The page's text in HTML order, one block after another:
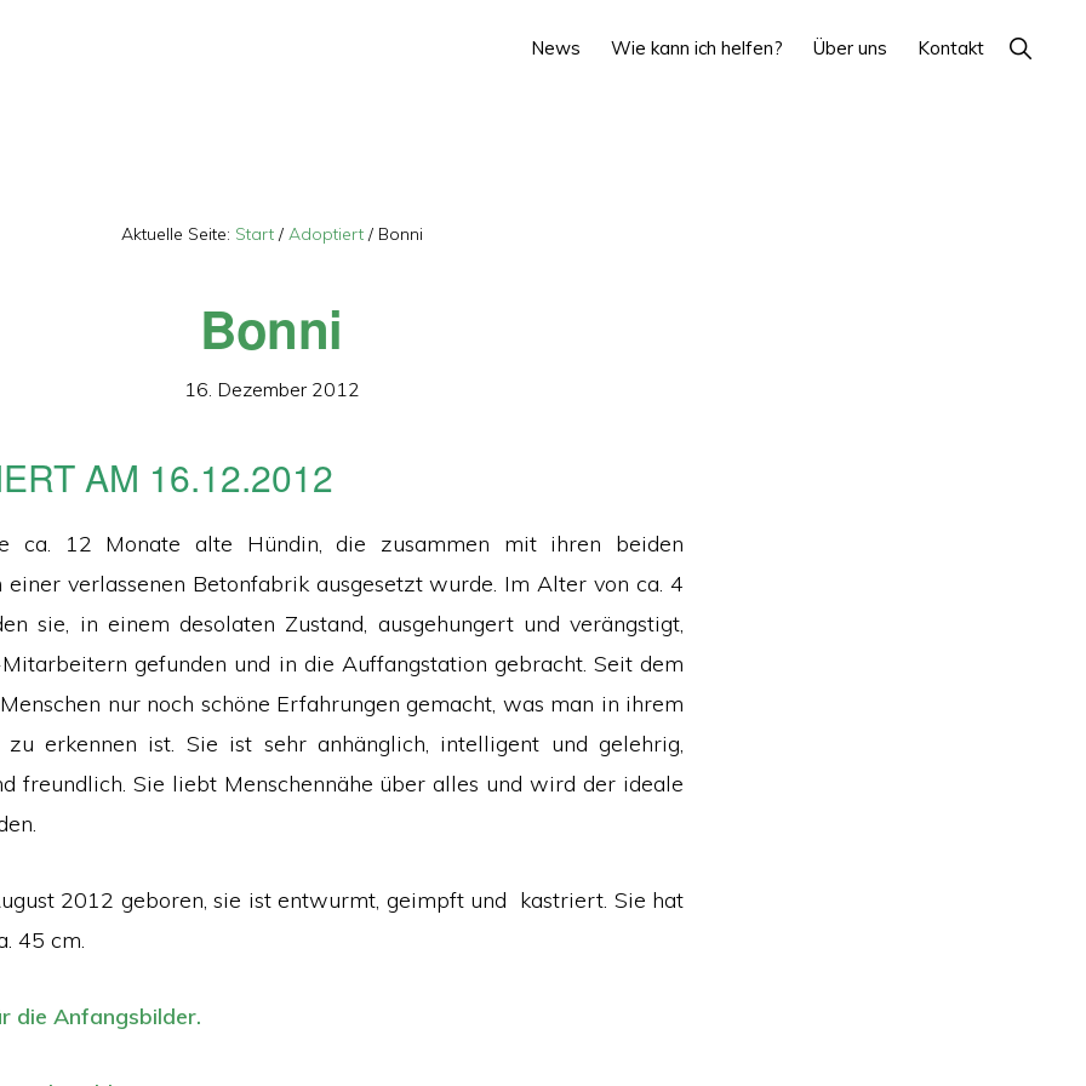
News Wie kann ich helfen? Über uns Kontakt Show
Search
Aktuelle Seite: Start / Adoptiert /Bonni
Bonni
16. Dezember 2012
AM 16.12.2012
ca. 12 Monate alte Hündin, die zusammen mit ihren beiden
einer verlassenen Betonfabrik ausgesetzt wurde. Im Alter von ca. 4
sie, in einem desolaten Zustand, ausgehungert und verängstigt,
gefunden und in die Auffangstation gebracht. Seit dem
nur noch schöne Erfahrungen gemacht, was man in ihrem
zu erkennen ist. Sie ist sehr anhänglich, intelligent und gelehrig,
freundlich. Sie liebt Menschennähe über alles und wird der ideale
2012 geboren, sie ist entwurmt, geimpft und kastriert. Sie hat
45 cm.
die Anfangsbilder.